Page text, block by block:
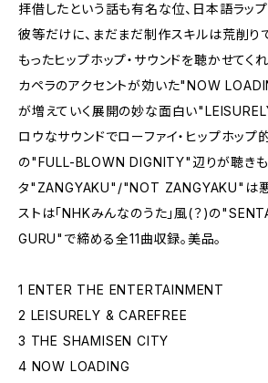
拝借したという話も有名な位、日本語ラッ
彼等だけに、まだまだ制作スキルは荒削り
もったヒップホップ・サウンドを聴かせてく
カペラのアクセントが効いた"NOW
が増えていく展開の妙な面白い
ロウなサウンドでローファイ・ヒップホップ
の"FULL-BLOWN DIGNITY"辺りが聴きも
タ"ZANGYAKU"/"NOT ZANGYAKU"は悪
ストは「NHKみんなのうた」風(？)の
GURU"で締める全11曲収録。美品。
1 ENTER THE ENTERTAINMENT
2 LEISURELY & CAREFREE
3 THE SHAMISEN CITY
4 NOW LOADING